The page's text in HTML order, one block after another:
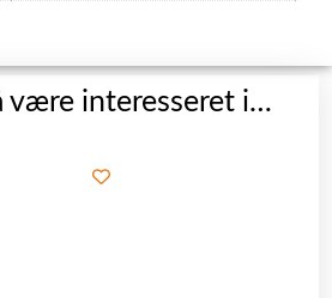
være interesseret i…